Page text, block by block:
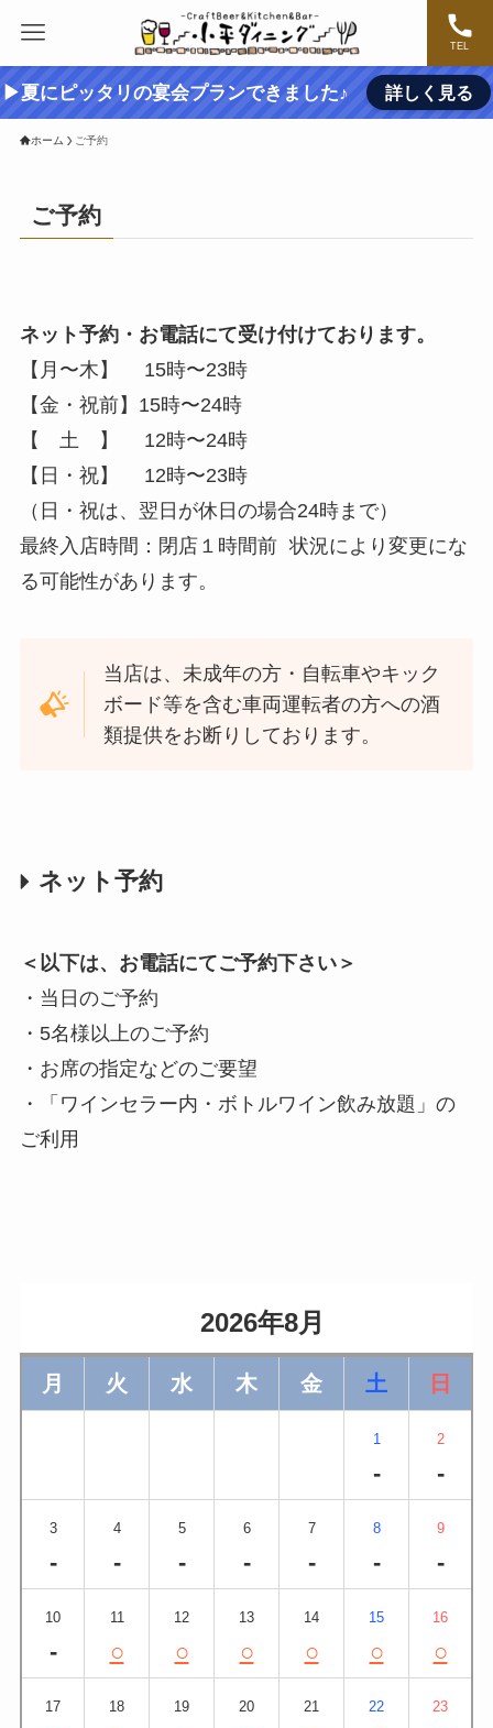
TEL
▶夏にピッタリの宴会プランできました♪ 詳しく見る
ホーム ご予約
ご予約
ネット予約・お電話にて受け付けております。
【月〜木】 15時〜23時
【金・祝前】15時〜24時
【 土 】 12時〜24時
【日・祝】 12時〜23時
（日・祝は、翌日が休日の場合24時まで）
最終入店時間：閉店１時間前 状況により変更にな
る可能性があります。
当店は、未成年の方・自転車やキック
ボード等を含む車両運転者の方への酒
類提供をお断りしております。
ネット予約
＜以下は、お電話にてご予約下さい＞
・当日のご予約
・5名様以上のご予約
・お席の指定などのご要望
・「ワインセラー内・ボトルワイン飲み放題」の
ご利用
                    2026年8月
月 火 水 木 金 土 日
1
-
2
-
3
-
4
-
5
-
6
-
7
-
8
-
9
-
10
-
11
○
12
○
13
○
14
○
15
○
16
○
17 18 19 20 21 22 23